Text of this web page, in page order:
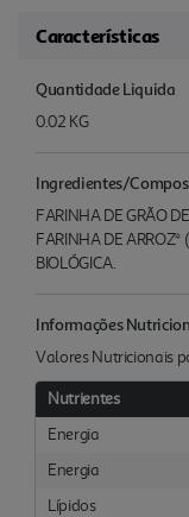
Características
Quantidade Liquida
0.02 KG
Ingredientes/
FARINHA DE GRÃO
FARINHA DE ARROZ*
BIOLÓGICA.
Informações
Valores Nutricionais
Nutrientes
Energia
Energia
Lípidos